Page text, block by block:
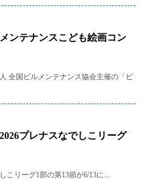
ンテナンスこども絵画コン
全国ビルメンテナンス協会主催の「ビ
プレナスなでしこリーグ
こリーグ1部の第13節が6/13に...